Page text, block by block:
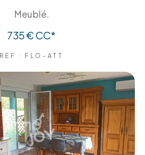
Meublé.
735 € CC*
REF : FLO-ATT